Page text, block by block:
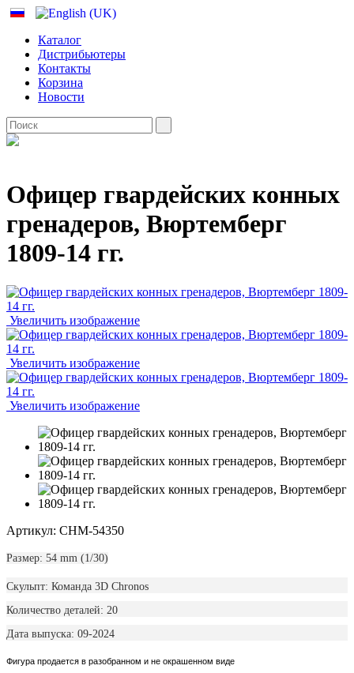
Каталог
Дистрибьютеры
Контакты
Корзина
Новости
Офицер гвардейских конных
гренадеров, Вюртемберг
1809-14 гг.
Увеличить изображение
Увеличить изображение
Увеличить изображение
Артикул: CHM-54350
Размер: 54 mm (1/30)
Скульпт: Команда 3D Chronos
Количество деталей: 20
Дата выпуска: 09-2024
Фигура продается в разобранном и не окрашенном виде